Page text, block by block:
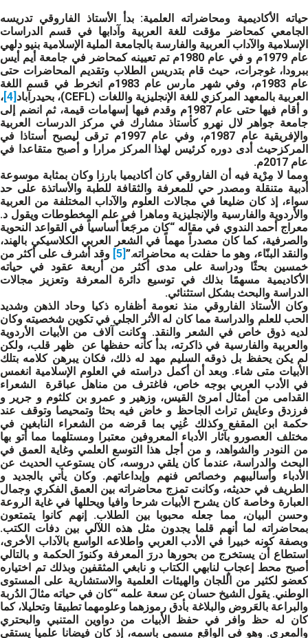
حياته الأكاديمية ومحاضراته العلمية:بدأ الأستاذ الفاروقي تدريسه
الجامعي كمحاضر مؤقت للغة العربية وآدابها في قسم الدراسات
الإسلامية والآداب العربية والفارسة بالجامعة الملية الإسلامية بنيو دلهي
عام 1979م و في عام 1980م تم تعيينه كمحاضر في جامعة أيم أيس
ببرودا، غوجرات، حيث قام بتدريس الطلاب وتقديم المحاضرات حتى
عام 1983م، وفي شهر مارس عام 1983م انخرط في قسم اللغة
العربية بالمعهد المركزي للغة الإنجليزية واللغات (CEFL)، بحيدرآباد
،
و أقام فيها حتى عام 1987م وقدم فيها إسهامات قيمة، ثم انضم إلى
جامعة جواهر لال نهرو كأستاذ مشارك في مركز الدرسات العربية
والإفريقية عام 1987م، وفي عام 1997م ترقى ليصبح أستاذا في
المركزحيث أدى دوره كرئيس لهذا المركز مرارا و أصبح متقاعدا في
عام 2017م.
ومما لا مِرْية فيه أن الفاروقي كان أكاديميا بارزا وكان بمثابة موسوعة
أدبية متنقلة ومصدر حي للمعرفة والثقافة للطبة والأساتذة على حد
سواء، إذ كان ضليعا في مجالات العلوم والآداب المختلفة من العربية
والأردوية والفارسية والإنجليزية وماهرا في علم المخطوطات ويقول د.
معراج أحمد الندوي في مقاله “كان مرجَعاً أساسياً في القواعد النحوية
والصرفية، كما كان مصدراً مهماً في الشعر العربي الكلاسيكي بالهند،
والنقد البنّاء، وهو ما حفلت به محاضراته.”[5]
وقد أشرف على أكثر من
خمسين بحثًا ودراسة على مدى أكثر من أربعة عقود في حياته
الأكاديمية مسهمًا بذلك في توسيع دائرة المعرفة وتعزيز مجالات
الدراسة والبحث بشكل استثنائي.
وكان الأستاذ الفاروقي منذ نعومة أظفاره ذكيا وحاد الذهن وشديد
الحب للعلم والدراسة مما كان له الأثر الجلي في تكوين شخصيته وكان
لديه ذوق خاص في الشعر والنقد. وكانت آلاف من الأبيات الأردوية
والعربية والفارسية في ذاكرته، بدأ كأنه حفظها عن ظهر قلب، ولكن
لم يكن يحفظ بل ذوقه السليم مهد له ذلك، فكان يبرهن كلامه بتلك
الأبيات متى شاء. وبعد أن أكمل دراسته في العلوم الإسلامية انغمس
في الأدب العربي بوجه خاص، فاغترف من مناهل عباقرة الشعراء
القدامى من أمثال امرئ القيس، وزهير و عمرو بن كلثوم و جرير و
فرزدق وعايش تراث الجاحظ و خاض فيه بحثا وتمحيصا وتوقف عند
حكمة ابن المقفع وكذلك عُنِي بما قرضه من الشعراء النابغين في
مختلف العصورو بآثار الأدباء المعروفين معتبرا ومستلهما مما أتو بها
من النودر والشواهد، و من أجل هذا التوسع العلمي وغاية العمق في
البحث والدراسة، عندما كان يلقي دروسه، كان يستوعب الحديث عن
الأدباء وأساليبهم وخصائص فنهم وإبداعاتهم. وكان يأتي بالجديد و
الطريف في حديثه، وكانت تمزج محاضراته بين العمق الفكري وجمال
العبارة وخاصة كان يشرح الأبيات شرحا وافيا ويحللها في غاية الروعة
وحسن البيان، مما جعله محبوبا بين الطلاب. إنهم كانوا يتمتعون
بمحاضراته لما أنهم قلما يجدون مثل هذه اللآلي بين دفات الكتب.
وبصفة كونه خبيرا في الأدب العربي واطلاعه الواسع بالآداب الأخرى،
استطاع أن يستخرج من بحورها دررَ المعرفة وكنوزَ الحكمة و بالتالي
أصبح محط إعجابٍ لنابهي الكتاب و نابغي المثقفين وبذلك تم اختياره
كعضو لكثير من اللجان والهيئات العلمية والاستشارية على المستوى
الوطني. يقول الشيخ حسان عن سعة علمه “كان في حياته مثالَ الدُربة
والبراعة بالعَروض والبلاغة بأدق رموزهما وعلومهما تطبيقا وتحليلا، كما
كان له حظ وافر في حفظ الأبيات من دواوين المتنبي والبحتري
والمعري. وهو في الواقع مسمى باسمه، إذ كان فيضانا علميا يستقي